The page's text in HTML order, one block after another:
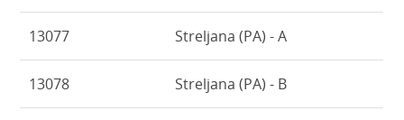
13077 Streljana (PA) - A
13078 Streljana (PA) - B